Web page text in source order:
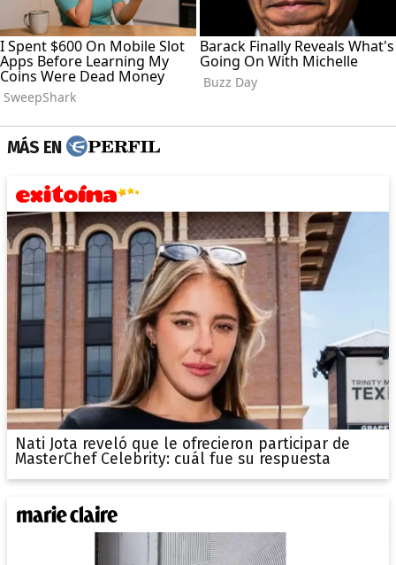
MÁS EN
Nati Jota reveló que le ofrecieron participar de
MasterChef Celebrity: cuál fue su respuesta